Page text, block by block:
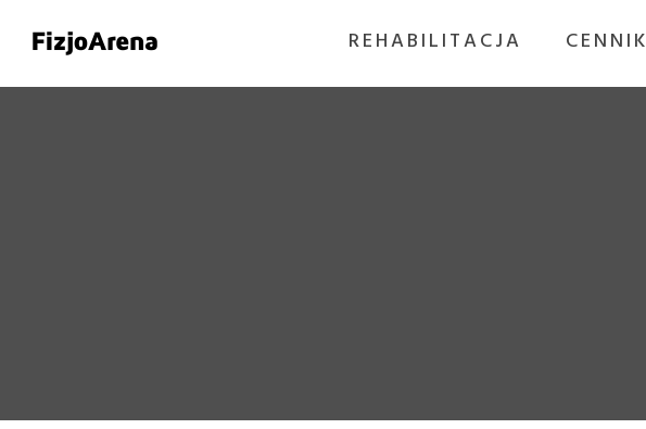
REHABILITACJA CENNIK